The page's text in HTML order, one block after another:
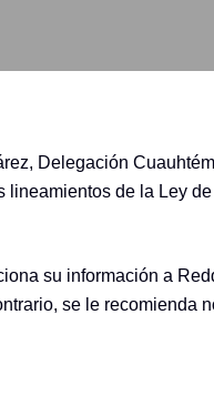
Delegación
de la Ley
su información a
se le recomienda